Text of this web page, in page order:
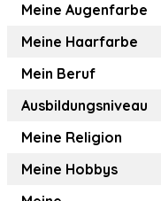
Meine Augenfarbe
Meine Haarfarbe
Mein Beruf
Ausbildungsniveau
Meine Religion
Meine Hobbys